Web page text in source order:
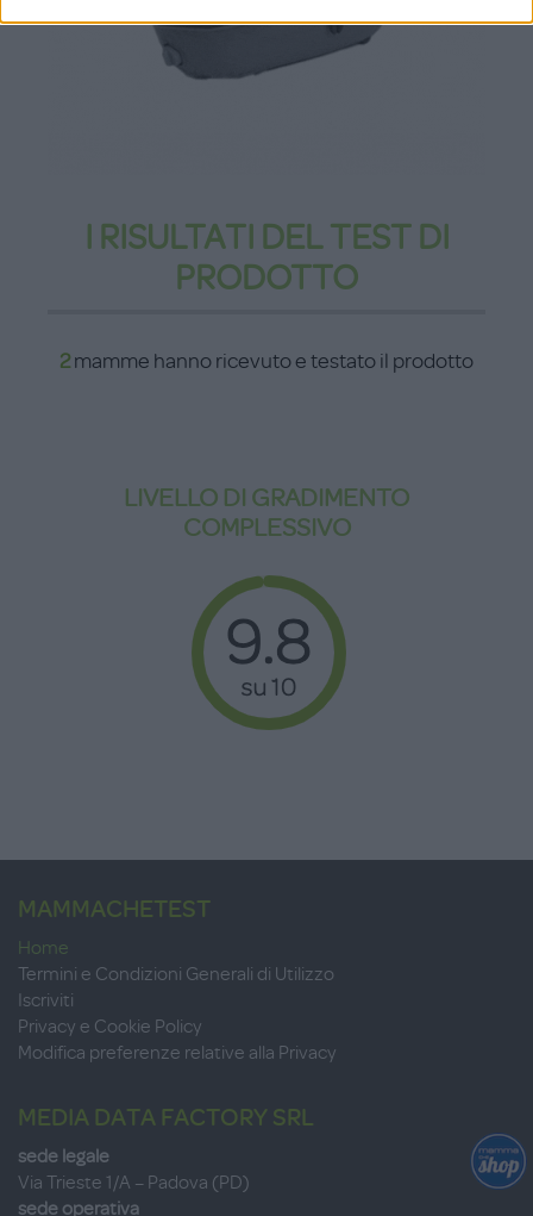
I RISULTATI DEL TEST DI
PRODOTTO
2 mamme hanno ricevuto e testato il prodotto
LIVELLO DI GRADIMENTO
COMPLESSIVO
MAMMACHETEST
Home
Termini e Condizioni Generali di Utilizzo
Iscriviti
Privacy e Cookie Policy
Modifica preferenze relative alla Privacy
MEDIA DATA FACTORY SRL
sede legale
Via Trieste 1/A – Padova (PD)
sede operativa